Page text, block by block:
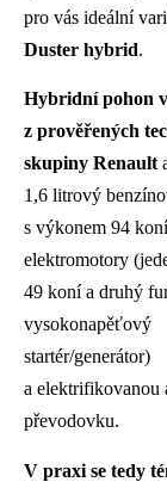
pro vás ideální
Duster hybrid.
Hybridní pohon
z prověřených
skupiny Renault
1,6 litrový
s výkonem 94
elektromotory
49 koní a druhý
vysokonapěťový
startér/generátor)
a elektrifikovanou
převodovku.
V praxi se tedy